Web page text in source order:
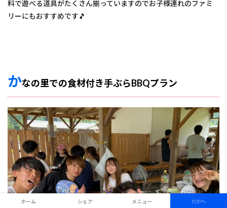
料で遊べる道具がたくさん揃っていますのでお子様連れのファミ
リーにもおすすめです🎵
かなの里での食材付き手ぶらBBQプラン
ホーム シェア メニュー TOPへ